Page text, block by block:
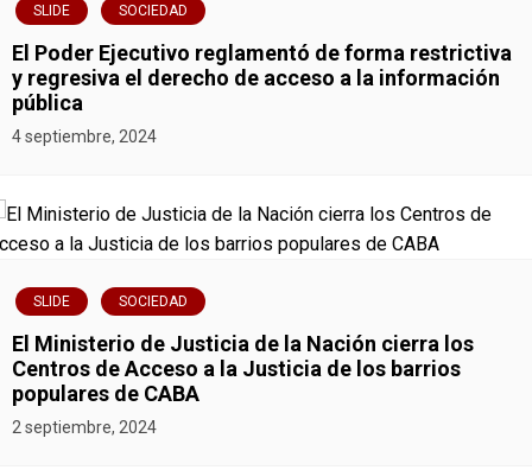
r
a
d
a
s
SLIDE SOCIEDAD
El Poder Ejecutivo reglamentó de forma restrictiva
y regresiva el derecho de acceso a la información
pública
4 septiembre, 2024
SLIDE SOCIEDAD
El Ministerio de Justicia de la Nación cierra los
Centros de Acceso a la Justicia de los barrios
populares de CABA
2 septiembre, 2024